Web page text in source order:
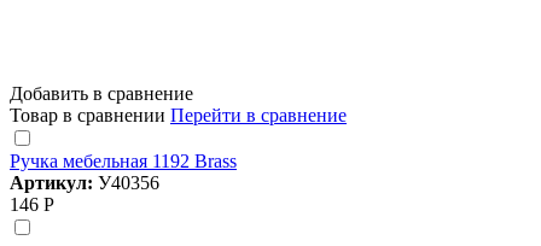
Добавить в сравнение
Товар в сравнении Перейти в сравнение
Ручка мебельная 1192 Brass
Артикул: У40356
146 Р